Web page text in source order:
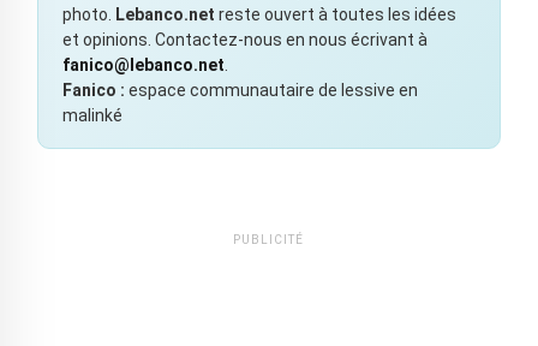
photo.
Lebanco.net reste ouvert à toutes les idées
et opinions. Contactez-nous en nous écrivant à
fanico@lebanco.net
Fanico : espace communautaire de lessive en
malinké
PUBLICITÉ